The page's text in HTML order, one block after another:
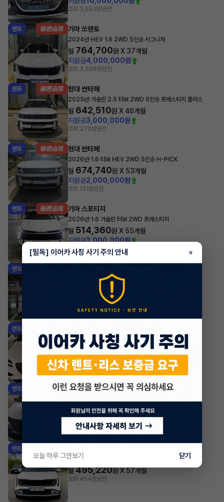
조회 3,653방금전
렌트 기아 쏘렌토
2024년· HEV 1.6 2WD 5인승 시그니처
월 764,700원 X 37개월
지원금4,000,000원
조회 3,596방금전
렌트 현대 싼타페
2025년·가솔린 2.5 터보 2WD 5인승 프레스티지 플러스
월 642,510원 X46개월
지원금3,000,000원
조회 270방금전
렌트 현대 싼타페
2026년·1.6 터보 HEV 2WD 5인승 H-PICK
월 674,740원 X 53개월
지원금2,000,000원
조회 131 방금전
렌트 기아 스포티지
2026년·1.6 가솔린 터보 2WD 프레스티지
월 514,360원 X 55개월
지원금3,000,000원
조회 273 방금전
렌트
노블레스
758,760원 X
5,000,000원
조회 697방금전
렌트
2026년 가솔린 2.5 터보 2WD 기본형
월 863,000원 X 54개월
조회 471방금전
렌트 현대 투싼
월591,300원 X46개월
조회 231방금전
렌트
2026년
월 495,220원 X 57개월
조회 454방금전
[필독] 이어카 사칭 사기 주의 안내 ×
오늘 하루 그만보기 닫기